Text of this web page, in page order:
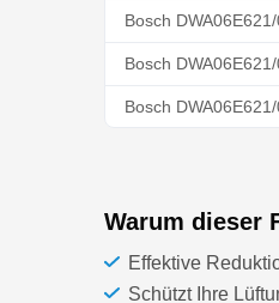
Bosch DWA06E621/
Bosch
Bosch
Bosch
Warum dieser
Effektive
Schützt Ihre